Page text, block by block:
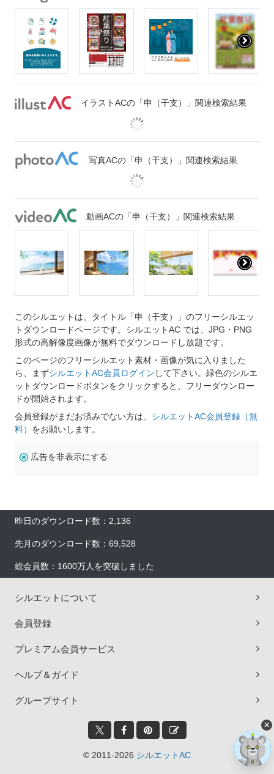
イラストACの「申（干支）」関連検索結果
写真ACの「申（干支）」関連検索結果
動画ACの「申（干支）」関連検索結果
このシルエットは、タイトル「申（干支）」のフリーシルエッ
トダウンロードページです。シルエットAC では、JPG・PNG
形式の高解像度画像が無料でダウンロードし放題です。
このページのフリーシルエット素材・画像が気に入りました
ら、まずシルエットAC会員ログイン して下さい。緑色のシルエ
ットダウンロードボタンをクリックすると、フリーダウンロー
ドが開始されます。
会員登録がまだお済みでない方は、 シルエットAC会員登録（無
料） をお願いします。
広告を非表示にする
昨日のダウンロード数：2,136
先月のダウンロード数：69,528
総会員数：1600万人を突破しました
シルエットについて
会員登録
プレミアム会員サービス
ヘルプ＆ガイド
グループサイト
© 2011-2026 シルエットAC
×